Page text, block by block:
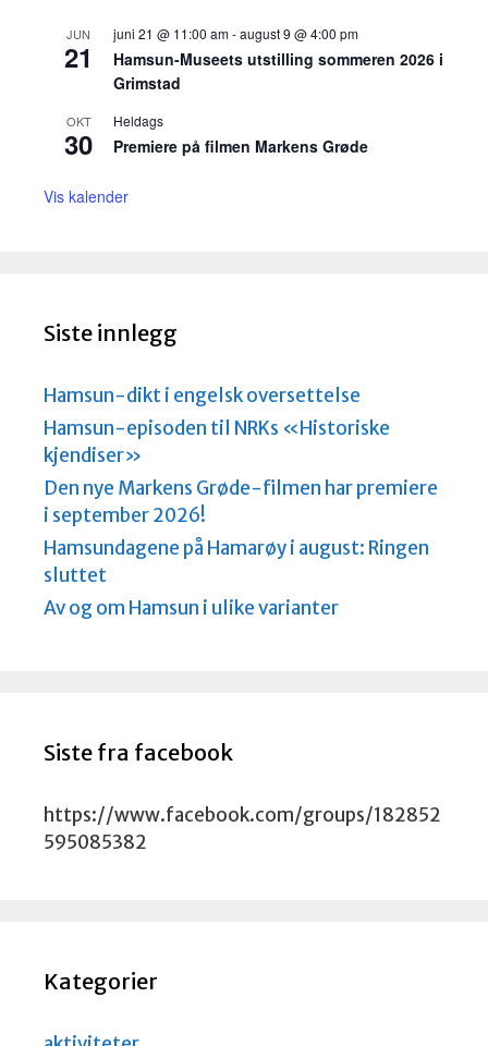
JUN
21
juni 21 @ 11:00 am-august 9 @ 4:00 pm
Hamsun-Museets utstilling sommeren 2026 i
Grimstad
OKT
30
Heldags
Premiere på filmen Markens Grøde
Vis kalender
Siste innlegg
Hamsun-dikt i engelsk oversettelse
Hamsun-episoden til NRKs «Historiske
kjendiser»
Den nye Markens Grøde-filmen har premiere
i september 2026!
Hamsundagene på Hamarøy i august: Ringen
sluttet
Av og om Hamsun i ulike varianter
Siste fra facebook
https://www.facebook.com/groups/182852
595085382
Kategorier